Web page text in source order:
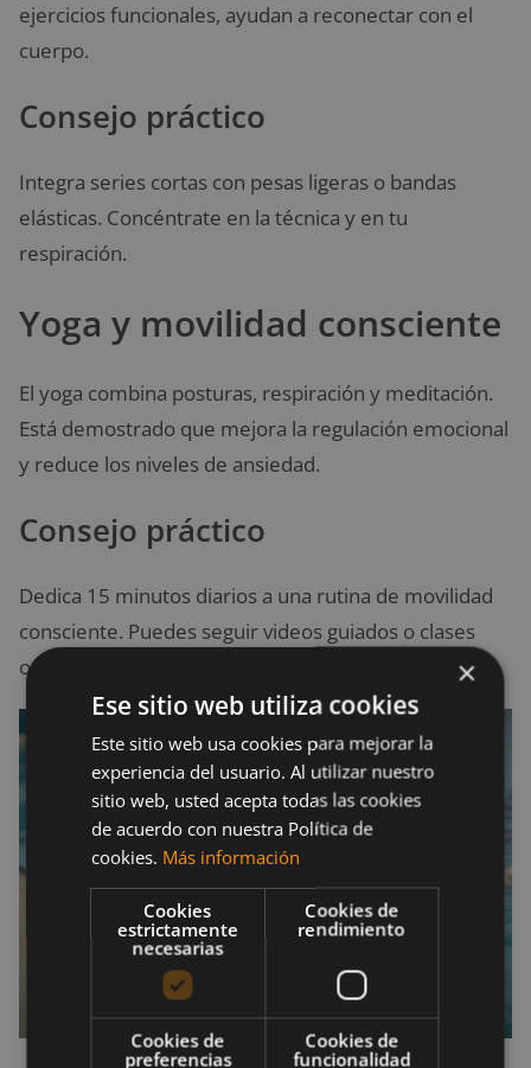
ejercicios funcionales, ayudan a reconectar con el
cuerpo.
Consejo práctico
Integra series cortas con pesas ligeras o bandas
elásticas. Concéntrate en la técnica y en tu
respiración.
Yoga y movilidad consciente
El yoga combina posturas, respiración y meditación.
Está demostrado que mejora la regulación emocional
y reduce los niveles de ansiedad.
Consejo práctico
Dedica 15 minutos diarios a una rutina de movilidad
consciente. Puedes seguir videos guiados o clases
online específicas.
×
Ese sitio web utiliza cookies
Este sitio web usa cookies para mejorar la
experiencia del usuario. Al utilizar nuestro
sitio web, usted acepta todas las cookies
de acuerdo con nuestra Política de
cookies. Más información
Cookies
estrictamente
necesarias
Cookies de
rendimiento
Cookies de
preferencias
Cookies de
funcionalidad